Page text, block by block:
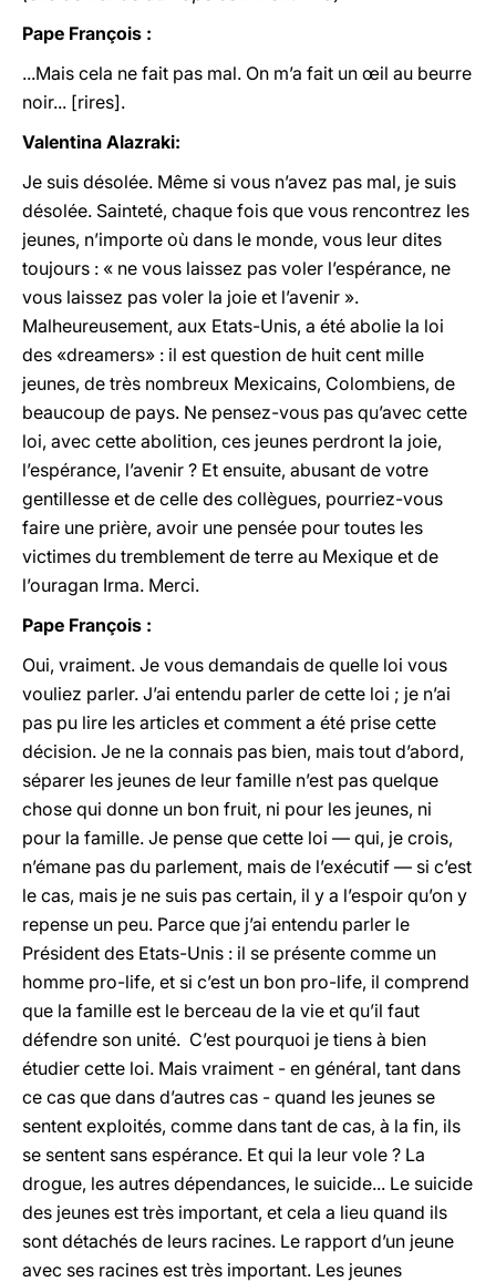
Pape François :
...Mais cela ne fait pas mal. On m’a fait un œil au beurre
noir... [rires].
Valentina Alazraki:
Je suis désolée. Même si vous n’avez pas mal, je suis
désolée. Sainteté, chaque fois que vous rencontrez les
jeunes, n’importe où dans le monde, vous leur dites
toujours : « ne vous laissez pas voler l’espérance, ne
vous laissez pas voler la joie et l’avenir ».
Malheureusement, aux Etats-Unis, a été abolie la loi
des «dreamers» : il est question de huit cent mille
jeunes, de très nombreux Mexicains, Colombiens, de
beaucoup de pays. Ne pensez-vous pas qu’avec cette
loi, avec cette abolition, ces jeunes perdront la joie,
l’espérance, l’avenir ? Et ensuite, abusant de votre
gentillesse et de celle des collègues, pourriez-vous
faire une prière, avoir une pensée pour toutes les
victimes du tremblement de terre au Mexique et de
l’ouragan Irma. Merci.
Pape François :
Oui, vraiment. Je vous demandais de quelle loi vous
vouliez parler. J’ai entendu parler de cette loi ; je n’ai
pas pu lire les articles et comment a été prise cette
décision. Je ne la connais pas bien, mais tout d’abord,
séparer les jeunes de leur famille n’est pas quelque
chose qui donne un bon fruit, ni pour les jeunes, ni
pour la famille. Je pense que cette loi — qui, je crois,
n’émane pas du parlement, mais de l’exécutif — si c’est
le cas, mais je ne suis pas certain, il y a l’espoir qu’on y
repense un peu. Parce que j’ai entendu parler le
Président des Etats-Unis : il se présente comme un
homme pro-life, et si c’est un bon pro-life, il comprend
que la famille est le berceau de la vie et qu’il faut
défendre son unité. C’est pourquoi je tiens à bien
étudier cette loi. Mais vraiment - en général, tant dans
ce cas que dans d’autres cas - quand les jeunes se
sentent exploités, comme dans tant de cas, à la fin, ils
se sentent sans espérance. Et qui la leur vole ? La
drogue, les autres dépendances, le suicide... Le suicide
des jeunes est très important, et cela a lieu quand ils
sont détachés de leurs racines. Le rapport d’un jeune
avec ses racines est très important. Les jeunes